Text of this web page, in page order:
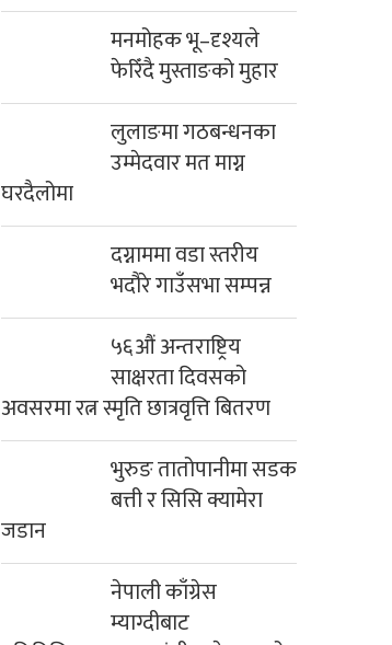
मनमोहक भू–दृश्यले
फेरिँदै मुस्ताङको मुहार
लुलाङमा गठबन्धनका
उम्मेदवार मत माग्न
घरदैलोमा
दग्नाममा वडा स्तरीय
भदौरे गाउँसभा सम्पन्न
५६औं अन्तराष्ट्रिय
साक्षरता दिवसको
अवसरमा रत्न स्मृति छात्रवृत्ति बितरण
भुरुङ तातोपानीमा सडक
बत्ती र सिसि क्यामेरा
जडान
नेपाली काँग्रेस
म्याग्दीबाट